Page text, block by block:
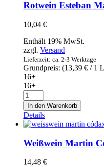
Rotwein Esteban
10,04 €
Enthält 19% MwSt.
zzgl. Versand
Lieferzeit: ca. 2-3 Werktage
Grundpreis: (13,39 € / 1
16+
16+
Rotwein
Esteban
Martin
2019
0,75l
Menge
In den Warenkorb
Details
Weißwein Martin
14,48 €